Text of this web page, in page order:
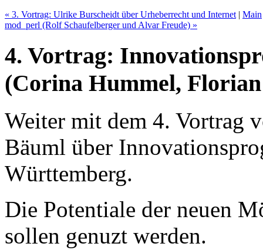
« 3. Vortrag: Ulrike Burscheidt über Urheberrecht und Internet | Main
mod_perl (Rolf Schaufelberger und Alvar Freude) »
4. Vortrag:
(Corina Hummel,
Weiter mit dem 4. Vortrag
Bäuml über
Württemberg.
Die Potentiale der neuen
sollen genuzt werden.